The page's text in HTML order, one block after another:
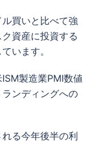
買いと比べて強
資産に投資する
います。
製造業PMI数値
ンディングへの
る今年後半の利